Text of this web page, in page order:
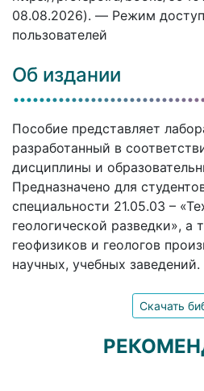
08.08.2026). — Режим
пользователей
Об издании
Пособие представляет
разработанный в
дисциплины и
Предназначено для
специальности 21.05.03 –
геологической разведки», а
геофизиков и геологов
научных, учебных заведений.
Скачать